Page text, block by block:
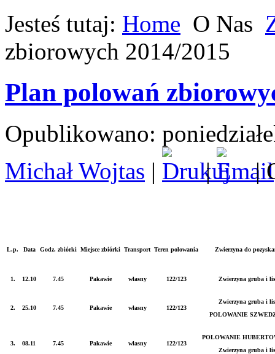
Jesteś tutaj: Home O Nas
zbiorowych 2014/2015
Plan polowań
Opublikowano:
Michał Wojtas | | |
L.p. Data Godz. zbiórki Miejsce zbiórki Transport Teren polowania Zwierzyna do
1. 12.10 7.45 Pakawie własny 122/123 Zwierzyna gruba i
2. 25.10 7.45 Pakawie własny 122/123
Zwierzyna gruba i
POLOWANIE
3. 08.11 7.45 Pakawie własny 122/123
POLOWANIE
Zwierzyna gruba i